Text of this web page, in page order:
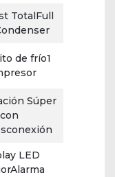
TotalFull
de frío1
Súper
con
LED